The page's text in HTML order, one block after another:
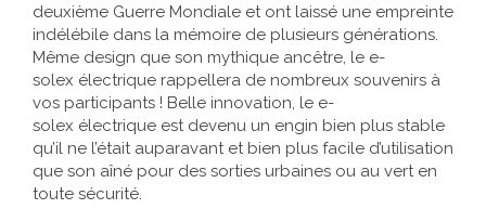
deuxième Guerre Mondiale et ont laissé une empreinte
indélébile dans la mémoire de plusieurs générations.
Même design que son mythique ancêtre, le e-
solex électrique rappellera de nombreux souvenirs à
vos participants ! Belle innovation, le e-
solex électrique est devenu un engin bien plus stable
qu’il ne l’était auparavant et bien plus facile d’utilisation
que son aîné pour des sorties urbaines ou au vert en
toute sécurité.